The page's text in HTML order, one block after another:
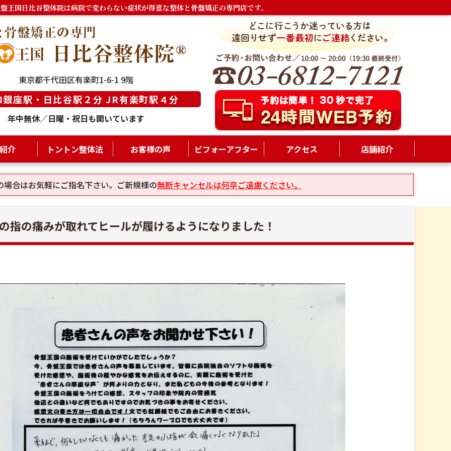
王国日比谷整体院は病院で変わらない症状が得意な整体と骨盤矯正の専門店です。
東京都千代田区有楽町1-6-1 9階
銀座駅・日比谷駅２分 JR有楽町駅４分
年中無休／日曜・祝日も開いています
介 トントン整体法 お客様の声 ビフォーアフター アクセス 店舗紹介
合はお気軽にご指名下さい。ご新規様の無断キャンセルは何卒ご遠慮ください。
指の痛みが取れてヒールが履けるようになりました！